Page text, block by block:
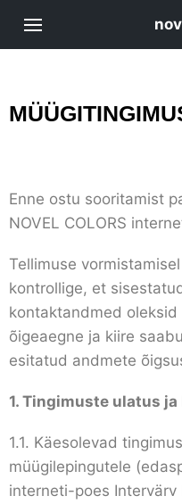
Enne ostu sooritamist
NOVEL COLORS
Tellimuse
kontrollige, et
kontaktandmed
õigeaegne ja kiire
esitatud andmete
1. Tingimuste ulatus
1.1. Käesolevad
müügilepingutele
interneti-poes Intervärv